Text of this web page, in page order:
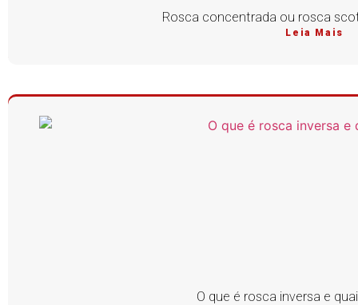
Rosca concentrada ou rosca
Leia Mais
O que é rosca inversa e